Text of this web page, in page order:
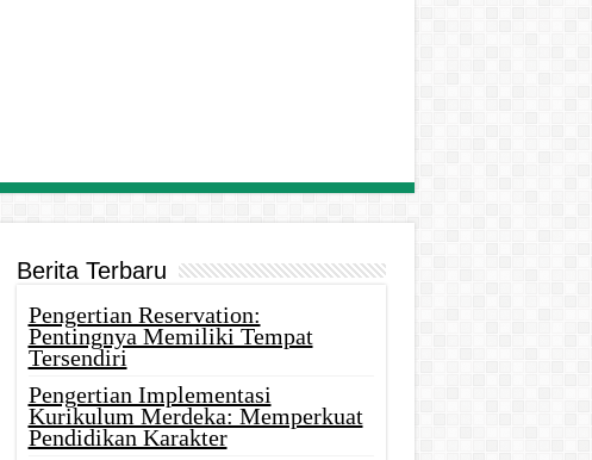
Berita Terbaru
Pengertian Reservation:
Pentingnya Memiliki Tempat
Tersendiri
Pengertian Implementasi
Kurikulum Merdeka: Memperkuat
Pendidikan Karakter